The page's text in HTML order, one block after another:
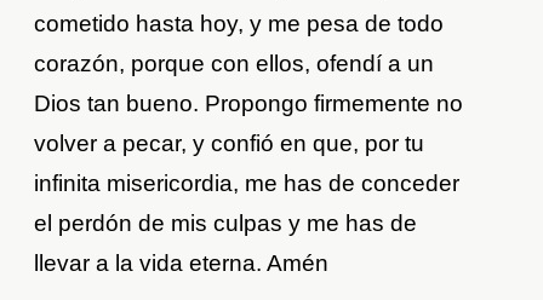
cometido hasta hoy, y me pesa de todo
corazón, porque con ellos, ofendí a un
Dios tan bueno. Propongo firmemente no
volver a pecar, y confió en que, por tu
infinita misericordia, me has de conceder
el perdón de mis culpas y me has de
llevar a la vida eterna. Amén